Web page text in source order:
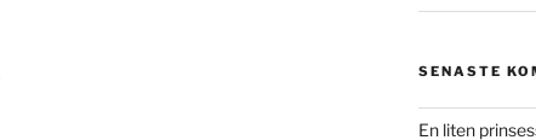
SENASTE
En liten